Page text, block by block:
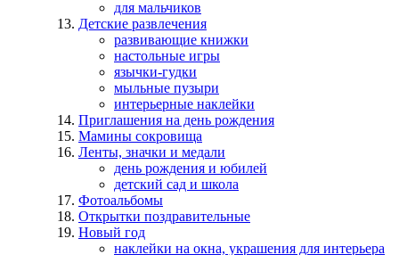
для мальчиков
Детские развлечения
развивающие книжки
настольные игры
язычки-гудки
мыльные пузыри
интерьерные наклейки
Приглашения на день рождения
Мамины сокровища
Ленты, значки и медали
день рождения и юбилей
детский сад и школа
Фотоальбомы
Открытки поздравительные
Новый год
наклейки на окна, украшения для интерьера